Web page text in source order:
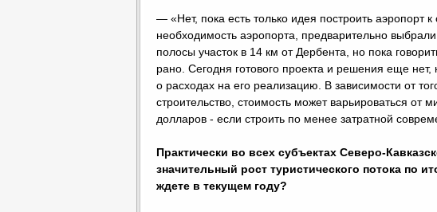
— «Нет, пока есть только идея построить аэропорт
необходимость аэропорта, предварительно
полосы участок в 14 км от Дербента, но пока
рано. Сегодня готового проекта и решения еще нет,
о расходах на его реализацию. В зависимости от
строительство, стоимость может варьироваться от
долларов - если строить по менее затратной
Практически во всех субъектах Северо-
значительный рост туристического потока по
ждете в текущем году?